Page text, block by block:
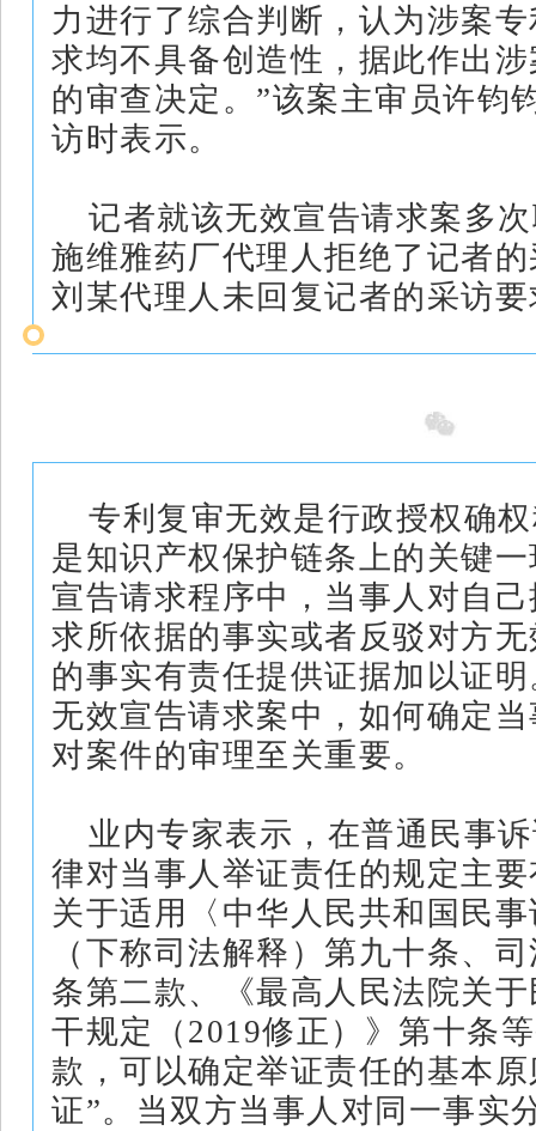
力进行了综合判断，认为涉案
求均不具备创造性，据此作出
的审查决定。”该案主审员许钧
访时表示。
记者就该无效宣告请求案多
施维雅药厂代理人拒绝了记者
刘某代理人未回复记者的采访
提供借鉴意义
专利复审无效是行政授权确
是知识产权保护链条上的关键
宣告请求程序中，当事人对自
求所依据的事实或者反驳对方
的事实有责任提供证据加以证
无效宣告请求案中，如何确定
对案件的审理至关重要。
业内专家表示，在普通民事
律对当事人举证责任的规定主
关于适用〈中华人民共和国民
（下称司法解释）第九十条、
条第二款、《最高人民法院关
干规定（2019修正）》第十条
款，可以确定举证责任的基本
证”。当双方当事人对同一事实